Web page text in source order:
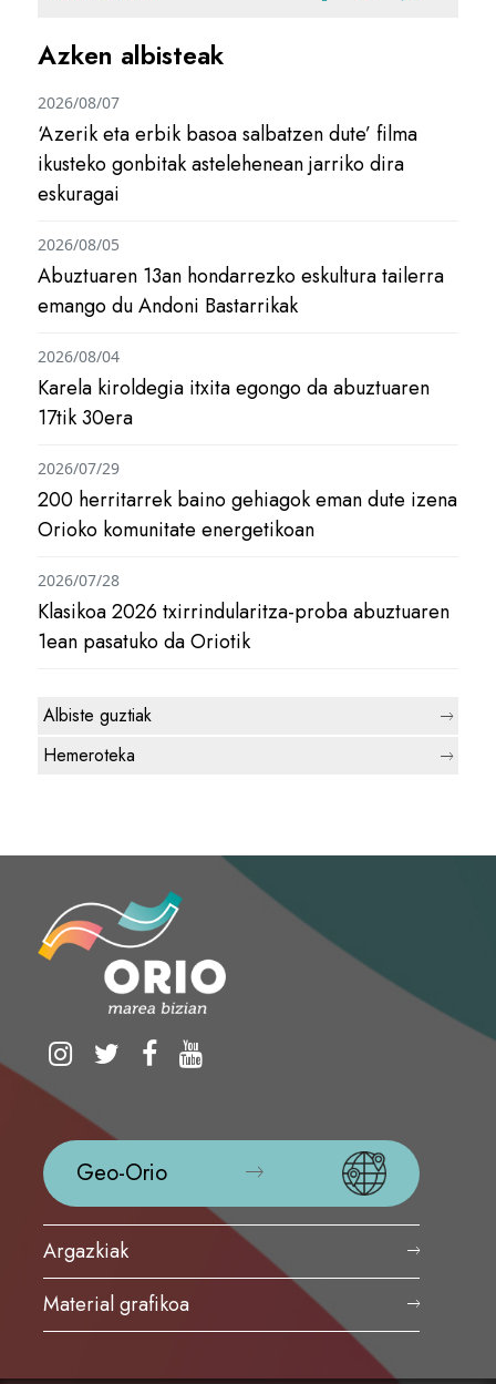
Azken albisteak
‘Azerik eta erbik basoa salbatzen dute’ filma
ikusteko gonbitak astelehenean jarriko dira
eskuragai
2026/08/07
Abuztuaren 13an hondarrezko eskultura tailerra
emango du Andoni Bastarrikak
2026/08/05
Karela kiroldegia itxita egongo da abuztuaren
17tik 30era
2026/08/04
200 herritarrek baino gehiagok eman dute izena
Orioko komunitate energetikoan
2026/07/29
Klasikoa 2026 txirrindularitza-proba abuztuaren
1ean pasatuko da Oriotik
2026/07/28
Albiste guztiak
Hemeroteka
Geo-Orio
Argazkiak
Material grafikoa